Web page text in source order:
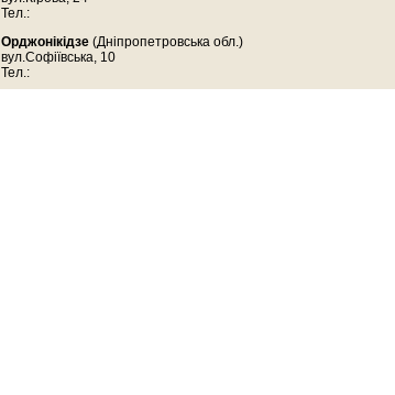
Тел.:
Орджонікідзе (Дніпропетровська обл.)
вул.Софіївська, 10
Тел.: